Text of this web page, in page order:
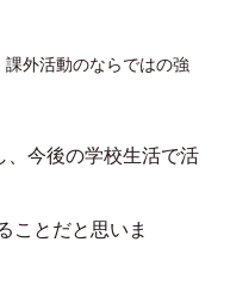
外活動のならではの強
、今後の学校生活で活
ことだと思いま